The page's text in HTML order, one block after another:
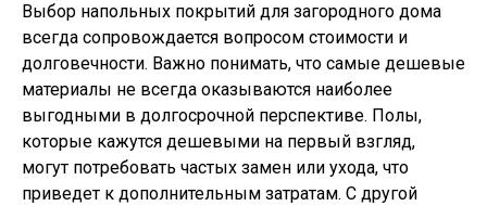
Выбор напольных покрытий для загородного дома
всегда сопровождается вопросом стоимости и
долговечности. Важно понимать, что самые дешевые
материалы не всегда оказываются наиболее
выгодными в долгосрочной перспективе. Полы,
которые кажутся дешевыми на первый взгляд,
могут потребовать частых замен или ухода, что
приведет к дополнительным затратам. С другой